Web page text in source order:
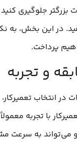
بزرگتر جلوگیری
در این بخش، به
پرداخت.
در انتخاب
با تجربه
می‌تواند به سرعت